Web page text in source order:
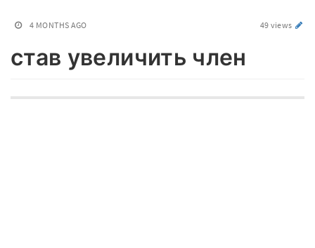
4 MONTHS AGO 49 views
став увеличить член